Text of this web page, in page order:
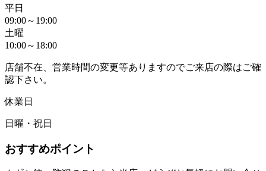
平日
09:00～19:00
土曜
10:00～18:00
店舗不在、営業時間の変更等ありますのでご来店の際はご確
認下さい。
休業日
日曜・祝日
おすすめポイント